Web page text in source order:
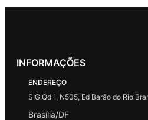
INFORMAÇÕES
ENDEREÇO
SIG Qd 1, N505, Ed Barão do Rio
Brasília/DF